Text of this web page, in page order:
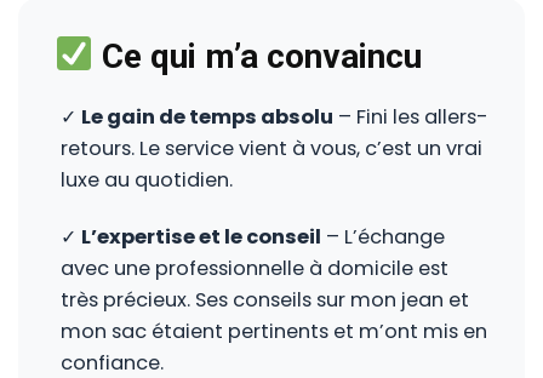
Ce qui m’a convaincu
✓ Le gain de temps absolu – Fini les allers-
retours. Le service vient à vous, c’est un vrai
luxe au quotidien.
✓ L’expertise et le conseil – L’échange
avec une professionnelle à domicile est
très précieux. Ses conseils sur mon jean et
mon sac étaient pertinents et m’ont mis en
confiance.